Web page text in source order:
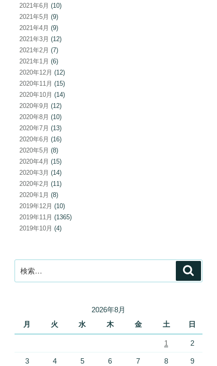
2021年6月 (10)
2021年5月 (9)
2021年4月 (9)
2021年3月 (12)
2021年2月 (7)
2021年1月 (6)
2020年12月 (12)
2020年11月 (15)
2020年10月 (14)
2020年9月 (12)
2020年8月 (10)
2020年7月 (13)
2020年6月 (16)
2020年5月 (8)
2020年4月 (15)
2020年3月 (14)
2020年2月 (11)
2020年1月 (8)
2019年12月 (10)
2019年11月 (1365)
2019年10月 (4)
索:
2026年8月
月
火 水 木 金 土 日
1 2
3 4 5 6 7 8 9